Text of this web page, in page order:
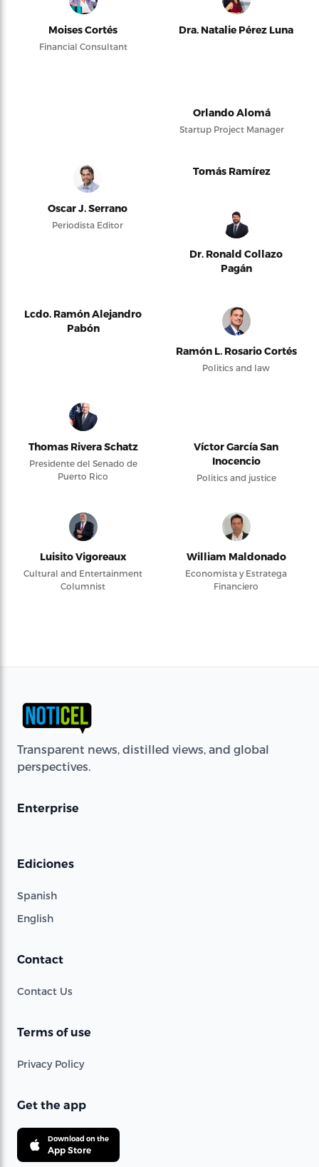
Moises Cortés
Financial Consultant
Dra. Natalie Pérez Luna
Orlando Alomá
Startup Project Manager
Oscar J. Serrano
Periodista Editor
Tomás Ramírez
Dr. Ronald Collazo
Pagán
Lcdo. Ramón Alejandro
Pabón
Ramón L. Rosario Cortés
Politics and law
Thomas Rivera Schatz
Presidente del Senado de
Puerto Rico
Víctor García San
Inocencio
Politics and justice
Luisito Vigoreaux
Cultural and Entertainment
Columnist
William Maldonado
Economista y Estratega
Financiero
Transparent news, distilled views, and global
perspectives.
Enterprise
Ediciones
Spanish
English
Contact
Contact Us
Terms of use
Privacy Policy
Get the app
Download on the
App Store